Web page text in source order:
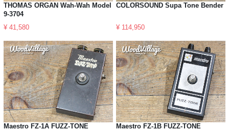
THOMAS ORGAN Wah-Wah Model
9-3704
¥ 41,580
COLORSOUND Supa Tone Bender
¥ 114,950
Maestro FZ-1A FUZZ-TONE Maestro FZ-1B FUZZ-TONE